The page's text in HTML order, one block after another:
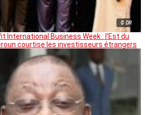
© DR
International Business Week : l’Est du
courtise les investisseurs étrangers